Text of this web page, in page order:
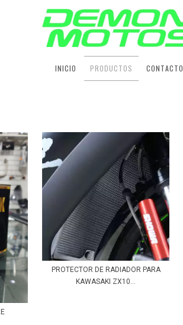
INICIO PRODUCTOS CONTACTO
PROTECTOR DE RADIADOR PARA
KAWASAKI ZX10...